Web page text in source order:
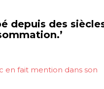
depuis des
en fait mention dans son